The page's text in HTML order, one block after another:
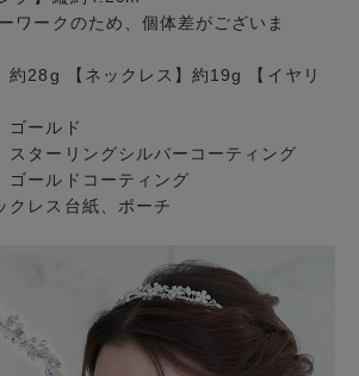
のため、個体差がございま
約28g 【ネックレス】約19g 【イヤリ
ゴールド
スターリングシルバーコーティング
ルドコーティング
クレス台紙、ポーチ